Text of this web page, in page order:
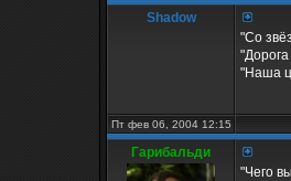
Shadow
"Со
"Наша
Пт фев 06, 2004 12:15
Гарибальди
"Чего